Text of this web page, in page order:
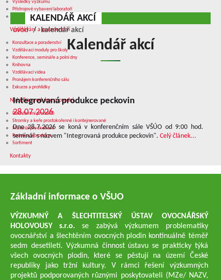
Výsledky výzkumu
Přístrojové vybavení laboratoří
Služby v oblasti výzkumu
Vzdělávání a poradenství
Konzultace a poradenství
Vzdělávací moduly pro školy
Konference, semináře a polní dny
Knihovna
Vzdělávací videa
Pronájem konferenčního sálu
Exkurze a prohlídky
Nabídka produkce a prodej
Představení produktů
Stromky a keře prostokořenné i kontejnerované
Materiál pro školkaře
Podniková prodejna
Sortiment
Kontakty
KALENDÁŘ AKCÍ
úvod kalendář akcí
Kalendář akcí
Integrovaná produkce peckovin
28.07.2026
Dne 28.7.2026 se koná v konferenčním sále VŠÚO od 9:00 hod.
seminář s názvem "Integrovaná produkce peckovin". Celý článek...
Základní informace o VŠUO
VÝZKUMNÝ A ŠLECHTITELSKÝ ÚSTAV OVOCNÁŘSKÝ
HOLOVOUSY s.r.o.se zabývá výzkumem problematiky
ovocnářství a šlechtěním ovocných plodin kontinuálně téměř
sedm desetiletí. Výzkumná činnost ústavu se prakticky týká
všech ovocných plodin, které se pěstují na území České
republiky jako tržní kultury. V rámci řešení výzkumných
projektů podporovaných různými poskytovateli (MZe/ NAZV,